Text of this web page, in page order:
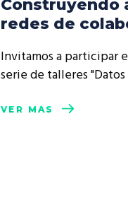
Cumplimiento Legal
Construyendo
redes de
Invitamos a participar
serie de talleres
VER MÁS